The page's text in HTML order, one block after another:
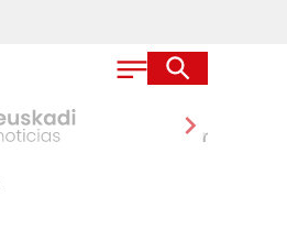
chevron_right